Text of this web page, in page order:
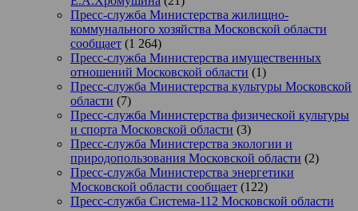
Пресс-служба Министерства жилищно-
коммунального хозяйства Московской области
сообщает (1 264)
Пресс-служба Министерства имущественных
отношений Московской области (1)
Пресс-служба Министерства культуры Московской
области (7)
Пресс-служба Министерства физической культуры
и спорта Московской области (3)
Пресс-служба Министерства экологии и
природопользования Московской области (2)
Пресс-служба Министерства энергетики
Московской области сообщает (122)
Пресс-служба Система-112 Московской области